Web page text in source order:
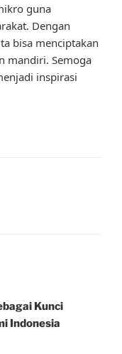
guna
Dengan
bisa menciptakan
mandiri. Semoga
inspirasi
Kunci
Indonesia